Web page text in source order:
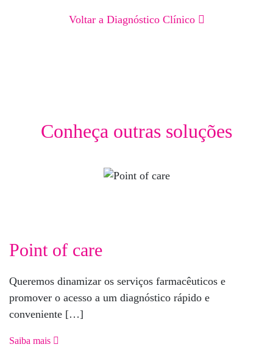
Voltar a Diagnóstico Clínico
Conheça outras soluções
Point of care
Queremos dinamizar os serviços farmacêuticos e
promover o acesso a um diagnóstico rápido e
conveniente […]
Saiba mais